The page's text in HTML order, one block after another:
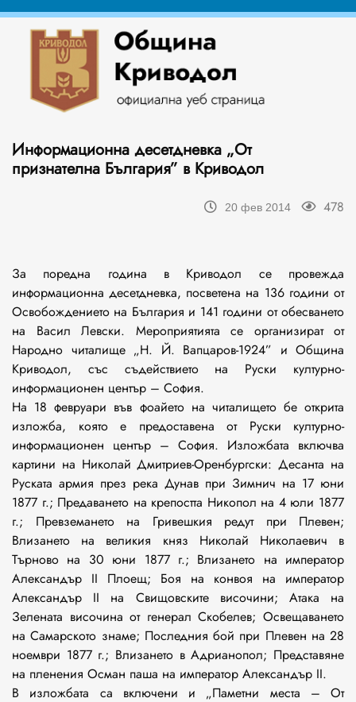
Информационна десетдневка „От
признателна България” в Криводол
20 фев 2014 478
За поредна година в Криводол се провежда
информационна десетдневка, посветена на 136 години от
Освобождението на България и 141 години от обесването
на Васил Левски. Мероприятията се организират от
Народно читалище „Н. Й. Вапцаров-1924” и Община
Криводол, със съдействието на Руски културно-
информационен център – София.
На 18 февруари във фоайето на читалището бе открита
изложба, която е предоставена от Руски културно-
информационен център – София. Изложбата включва
картини на Николай Дмитриев-Оренбургски: Десанта на
Руската армия през река Дунав при Зимнич на 17 юни
1877 г.; Предаването на крепостта Никопол на 4 юли 1877
г.; Превземането на Гривешкия редут при Плевен;
Влизането на великия княз Николай Николаевич в
Търново на 30 юни 1877 г.; Влизането на император
Александър II Плоещ; Боя на конвоя на император
Александър II на Свищовските височини; Атака на
Зелената височина от генерал Скобелев; Освещаването
на Самарското знаме; Последния бой при Плевен на 28
ноември 1877 г.; Влизането в Адрианопол; Представяне
на пленения Осман паша на император Александър II.
В изложбата са включени и „Паметни места – От